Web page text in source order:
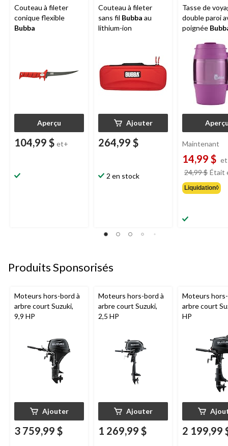
Couteau à fileter
conique flexible
Bubba
Aperçu
104,99 $ et+
Couteau à fileter
sans fil Bubba au
lithium-ion
Ajouter
264,99 $
2 en stock
Tasse de
double paroi
poignée
de couleurs
Maintenant
14,99 $
24,99 $ Était
Liquidation◊
Produits Sponsorisés
Moteurs hors-bord à
arbre court Suzuki,
9,9 HP
Ajouter
3 759,99 $
Moteurs hors-bord à
arbre court Suzuki,
2,5 HP
Ajouter
1 269,99 $
Moteurs
arbre court
HP
2 199,99